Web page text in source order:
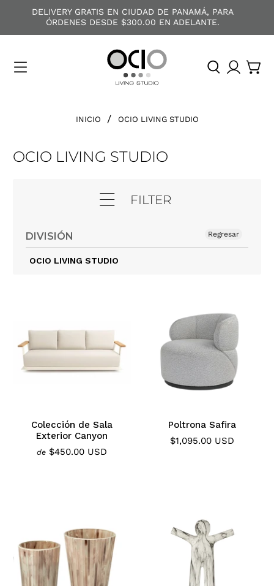
DELIVERY GRATIS EN CIUDAD DE PANAMÁ, PARA
ÓRDENES DESDE $300.00 EN ADELANTE.
INICIO OCIO LIVING STUDIO
OCIO LIVING STUDIO
FILTER
DIVISIÓN
OCIO LIVING STUDIO
Regresar
Colección de Sala
Exterior Canyon
de $450.00 USD
Poltrona Safira
$1,095.00 USD